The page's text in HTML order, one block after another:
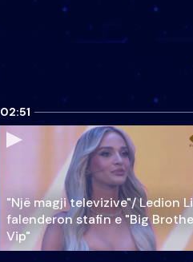
02:51
"Një magji televizive"/ Ledion
falenderon stafin e "Big
Vip"